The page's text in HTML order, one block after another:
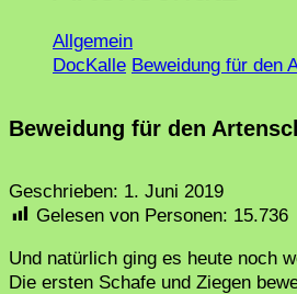
Allgemein
DocKalle Beweidung für den
Beweidung für den
Geschrieben: 1. Juni 2019
Gelesen von Personen: 15.736
Und natürlich ging es heute noch
Die ersten Schafe und Ziegen